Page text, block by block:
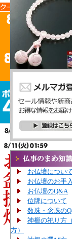
お仏壇につい
お仏壇のお手
お仏壇のQ&A
位牌について
数珠・念珠の
神棚の祀り方
方）